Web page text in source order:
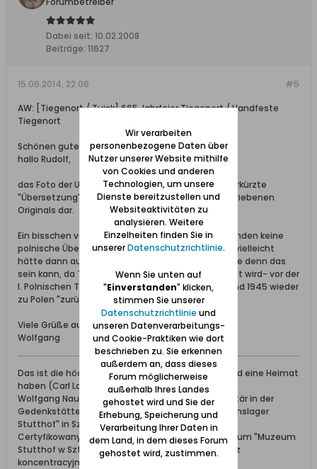
Dabei seit: 10.02.2008
Beiträge: 11627
#5
15.06.2014, 22:06
AW: [Tiegenort / Tujsk] 665 Jahrfeier Tiegenort / Handfeste
Tiegenort
Schönen guten Abend,
hallo Rudolf,
das Foto der Urkunde stellt eine wahrscheinlich verkürzte
"Übersetzung" des in altdeutscher Sprache geschriebenen
Originals dar.
Ein bisschen verwunderlich war, dass von den Urkunden keine
polnische Übersetzungen vorhanden waren. Aber vielleicht
hätte dann auch die Frage im Raum gestanden wie denn das
sein kann, da Tiegenort doch -wie stets behauptet wird- vor der
I. Polnischen Teilung immer zu Polen gehört hat und 1945 wieder
zu Polen "zurückkehrte".
Viele Grüße aus dem Werder
Wolfgang
Das ist die höchste aller Gaben: Geborgen sein und eine Heimat
haben (Carl Lange)
Wolfgang Naujocks: Zertifizierter Führer und Volontär in der
Gedenkstätte/Museum "Deutsches Konzentrationslager
Stutthof" in Sztutowo
Certyfikowany przewodnik i wolontariusz po muzeum "Muzeum
Stutthof w Sztutowie - Niemiecki nazistowski obóz
koncentracyjny i zagłady"
Wir verarbeiten
personenbezogene Daten über
Nutzer unserer Website mithilfe
von Cookies und anderen
Technologien, um unsere
Dienste bereitzustellen und
Websiteaktivitäten zu
analysieren. Weitere
Einzelheiten finden Sie in
unsererDatenschutzrichtlinie.
Wenn Sie unten auf
"Einverstanden" klicken,
stimmen Sie unserer
Datenschutzrichtlinie und
unseren Datenverarbeitungs-
und Cookie-Praktiken wie dort
beschrieben zu. Sie erkennen
außerdem an, dass dieses
Forum möglicherweise
außerhalb Ihres Landes
gehostet wird und Sie der
Erhebung, Speicherung und
Verarbeitung Ihrer Daten in
dem Land, in dem dieses Forum
gehostet wird, zustimmen.